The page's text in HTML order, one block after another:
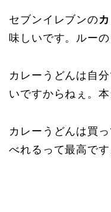
セブンイレブンの
味しいです。ルー
カレーうどんは自
いですからねぇ。本
カレーうどんは買
べれるって最高です